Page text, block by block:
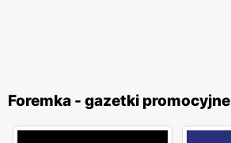
Foremka - gazetki promocyjne